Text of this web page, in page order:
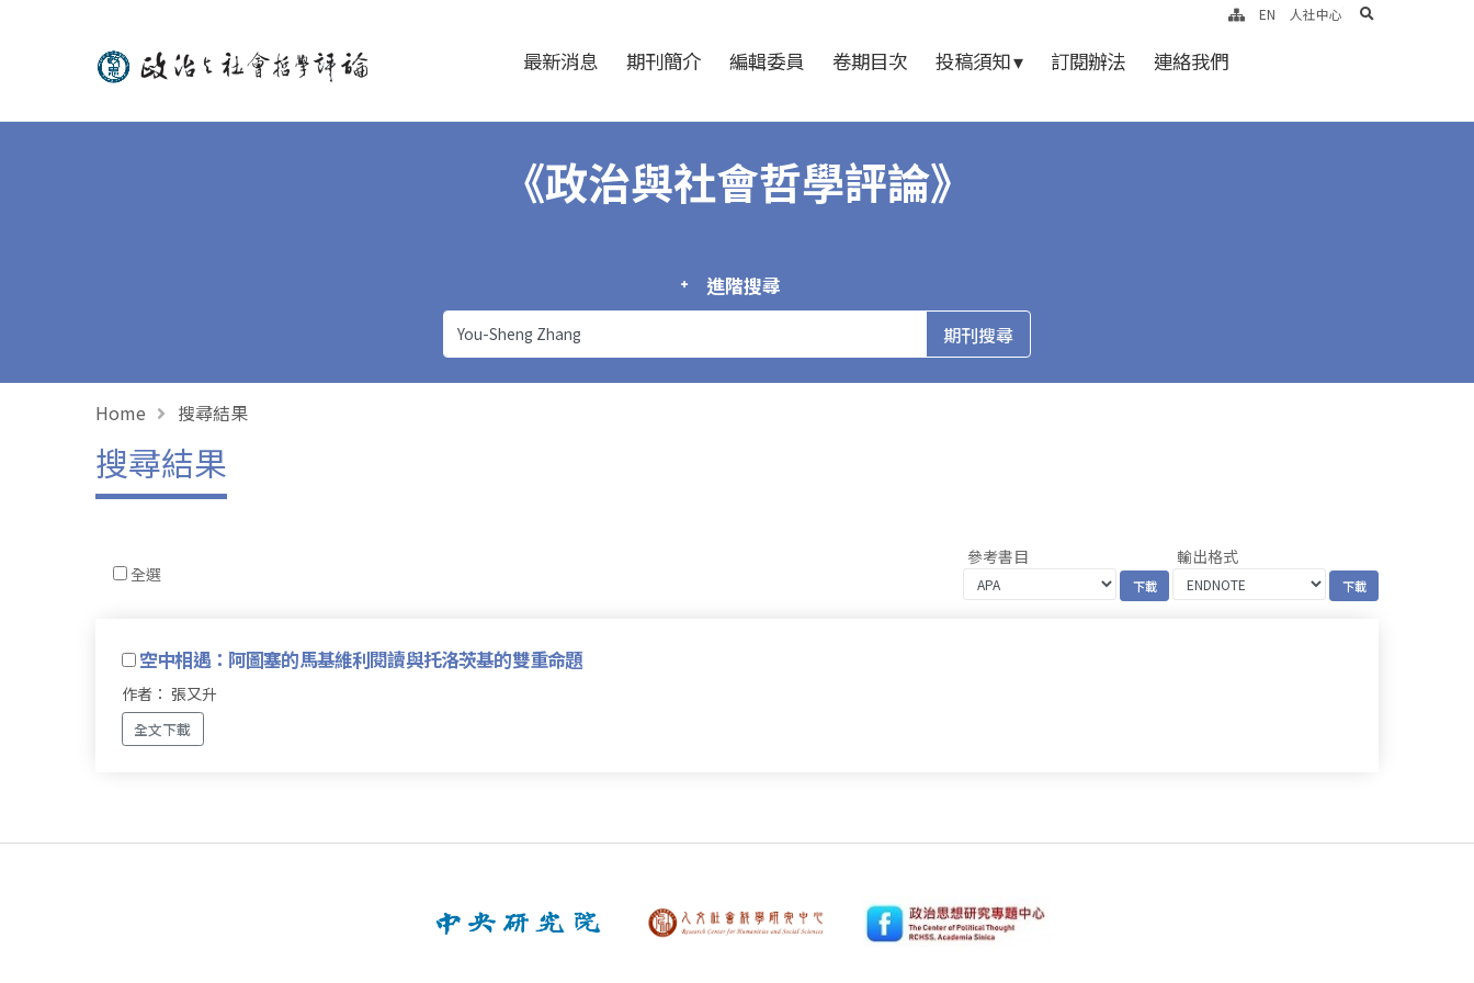
政治與社會哲學評論 最新消息 期刊簡介 編輯委員 卷期目次 投稿須知 ▾ 訂閱辦法 連絡我們
EN 人社中心 search
《政治與社會哲學評論》
進階搜尋
Home 搜尋結果
搜尋結果
全選
參考書目 輸出格式
空中相遇：阿圖塞的馬基維利閱讀與托洛茨基的雙重命題
作者： 張又升
全文下載